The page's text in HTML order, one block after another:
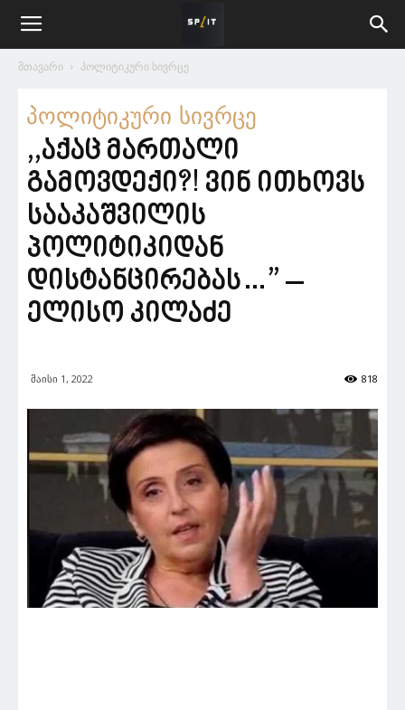
მთავარი პოლიტიკური სივრცე
პოლიტიკური სივრცე
,,აქაც მართალი
გამოვდექი?! ვინ ითხოვს
სააკაშვილის
პოლიტიკიდან
დისტანცირებას…” –
ელისო კილაძე
მაისი 1, 2022 818